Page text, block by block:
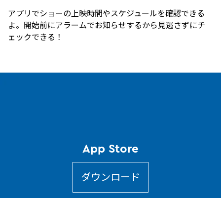
アプリでショーの上映時間やスケジュールを確認できる
よ。開始前にアラームでお知らせするから見逃さずにチ
ェックできる！
App Store
ダウンロード